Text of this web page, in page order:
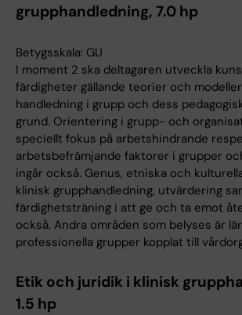
grupphandledning, 7.0 hp
Betygsskala: GU
I moment 2 ska deltagaren utveckla
färdigheter gällande teorier och
handledning i grupp och dess
grund. Orientering i grupp- och
speciellt fokus på arbetshindrande
arbetsbefrämjande faktorer i grupper
ingår också. Genus, etniska och
klinisk grupphandledning, utvärdering
färdighetsträning i att ge och ta emot
också. Andra områden som belyses är
professionella grupper kopplat till
Etik och juridik i klinisk
1.5 hp